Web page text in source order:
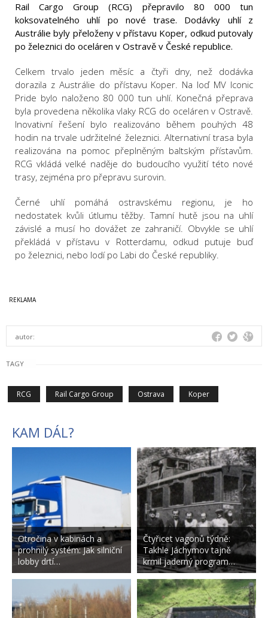
Rail Cargo Group (RCG) přepravilo 80 000 tun
koksovatelného uhlí po nové trase. Dodávky uhlí z
Austrálie byly přeloženy v přístavu Koper, odkud putovaly
po železnici do oceláren v Ostravě v České republice.
Celkem trvalo jeden měsíc a čtyři dny, než dodávka
dorazila z Austrálie do přístavu Koper. Na loď MV Iconic
Pride bylo naloženo 80 000 tun uhlí. Konečná přeprava
byla provedena několika vlaky RCG do oceláren v Ostravě.
Inovativní řešení bylo realizováno během pouhých 48
hodin na trvale udržitelné železnici. Alternativní trasa byla
realizována na pomoc přeplněným baltským přístavům.
RCG vkládá velké naděje do budoucího využití této nové
trasy, zejména pro přepravu surovin.
Černé uhlí pomáhá ostravskému regionu, je ho
nedostatek kvůli útlumu těžby. Tamní hutě jsou na uhlí
závislé a musí ho dovážet ze zahraničí. Obvykle se uhlí
překládá v přístavu v Rotterdamu, odkud putuje buď
po železnici, nebo lodí po Labi do České republiky.
autor:
TAGY
RCG Rail Cargo Group Ostrava Koper
KAM DÁL?
Otročina v kabinách a
prohnilý systém: Jak silniční
lobby drtí…
Čtyřicet vagonů týdně:
Takhle Jáchymov tajně
krmil jaderný program…